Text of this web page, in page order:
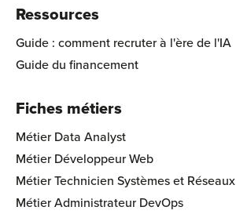
Ressources
Guide : comment recruter à l'ère de l'IA
Guide du financement
Fiches métiers
Métier Data Analyst
Métier Développeur Web
Métier Technicien Systèmes et Réseaux
Métier Administrateur DevOps